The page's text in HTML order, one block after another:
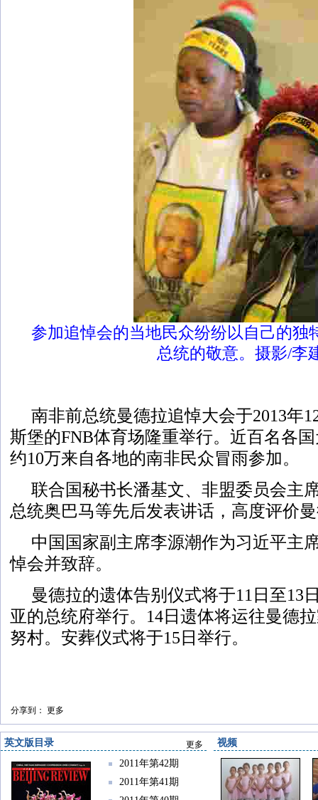
参加追悼会的当地民众纷纷以自己的独
总统的敬意。摄影/李
南非前总统曼德拉追悼大会于2013年
斯堡的FNB体育场隆重举行。近百名各
约10万来自各地的南非民众冒雨参加。
联合国秘书长潘基文、非盟委员会主
总统奥巴马等先后发表讲话，高度评价
中国国家副主席李源潮作为习近平主
悼会并致辞。
曼德拉的遗体告别仪式将于11日至13
亚的总统府举行。14日遗体将运往曼德
努村。安葬仪式将于15日举行。
分享到： 更多
英文版目录 更多
2011年第42期
2011年第41期
视频